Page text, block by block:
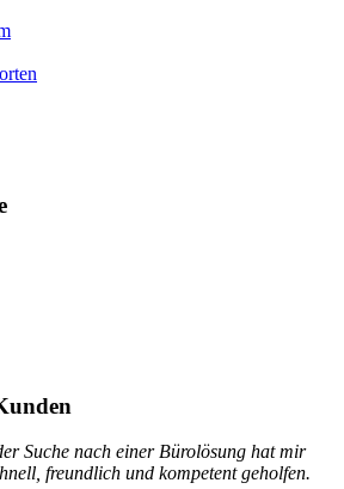
Suche nach einer Bürolösung hat mir
freundlich und kompetent geholfen.